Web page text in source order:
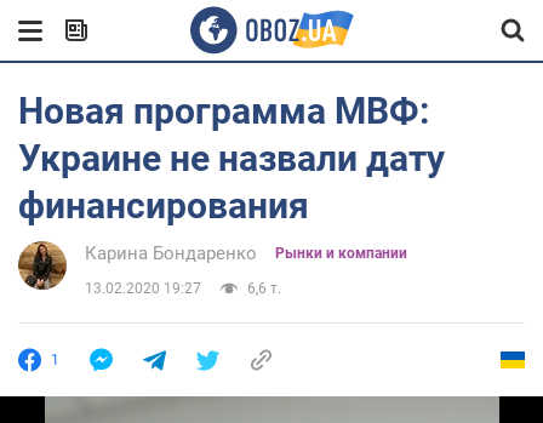
Новая программа МВФ:
Украине не назвали дату
финансирования
Карина Бондаренко Рынки и компании
13.02.2020 19:27 6,6 т.
1